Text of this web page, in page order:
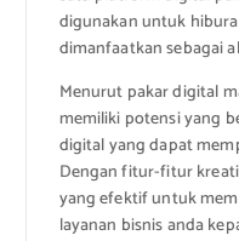
digunakan untuk
dimanfaatkan sebagai
Menurut pakar digital
memiliki potensi yang
digital yang dapat
Dengan fitur-fitur
yang efektif untuk
layanan bisnis anda